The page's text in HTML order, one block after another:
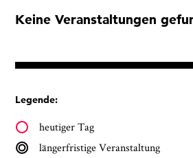
Keine Veranstaltungen
Legende:
heutiger Tag
längerfristige Veranstaltung